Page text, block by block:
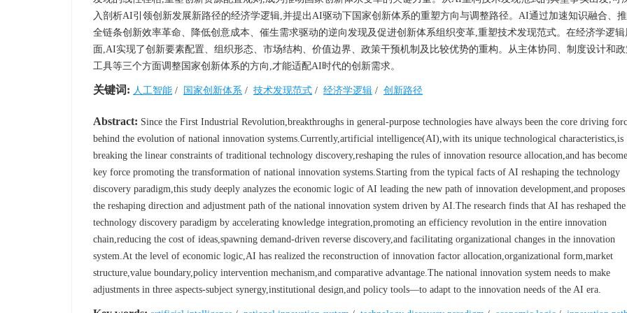
入剖析AI引领创新发展新路径的经济学逻辑,并提出AI驱动下国家创新体系的重塑方向与调整路径。AI通过加速知识融合、
全链条创新效率革命、降低创意成本、催生需求驱动的逆向发现及促进创新体系组织变革,重塑技术发现范式。在经济学逻辑
面,AI实现了创新要素配置、组织形态、市场结构、价值边界、政策干预机制及比较优势的重构。从主体协同、制度设计和
工具等三个方面调整国家创新体系的方向,才能适配AI时代的创新需求。
关键词: 人工智能 / 国家创新体系 / 技术发现范式 / 经济学逻辑 / 创新路径
Abstract: Since the First Industrial Revolution,breakthroughs in general-purpose technologies have always been the core driving
behind the evolution of national innovation systems.Currently,artificial intelligence(AI),with its unique technological characteristics,is
breaking the linear constraints of traditional technology discovery,reshaping the rules of innovation resource allocation,and has
key force promoting the transformation of national innovation systems.Starting from the typical facts of AI reshaping the technology
discovery paradigm,this study deeply analyzes the economic logic of AI leading the new path of innovation development,and proposes
the reshaping direction and adjustment path of the national innovation system driven by AI.The research finds that AI has reshaped the
technology discovery paradigm by accelerating knowledge integration,promoting an efficiency revolution in the entire innovation
chain,reducing the cost of ideas,spawning demand-driven reverse discovery,and facilitating organizational changes in the innovation
system.At the level of economic logic,AI has realized the reconstruction of innovation factor allocation,organizational form,market
structure,value boundary,policy intervention mechanism,and comparative advantage.The national innovation system needs to make
adjustments in three aspects-subject synergy,institutional design,and policy tools—to adapt to the innovation needs of the AI era.